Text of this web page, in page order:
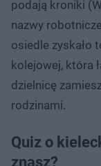
podają kroniki
nazwy
osiedle zyskało
kolejowej, która
dzielnicę
rodzinami.
Quiz o
znasz?